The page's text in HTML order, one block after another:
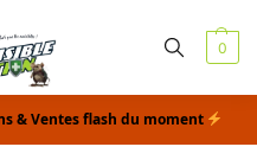
0
& Ventes flash du moment